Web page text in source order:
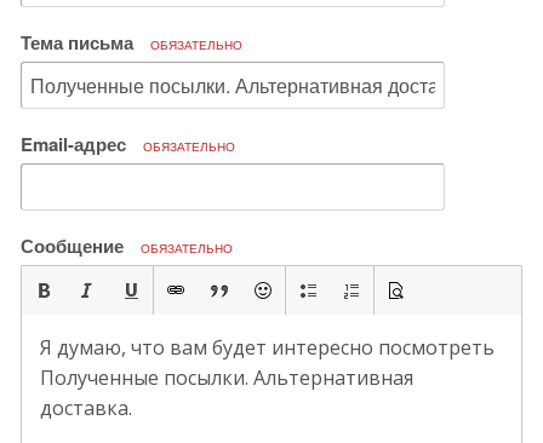
Тема письма ОБЯЗАТЕЛЬНО
Email-адрес ОБЯЗАТЕЛЬНО
Сообщение ОБЯЗАТЕЛЬНО
Я думаю, что вам будет интересно посмотреть
Полученные посылки. Альтернативная
доставка.